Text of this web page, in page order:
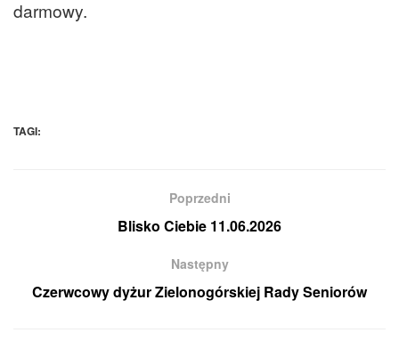
darmowy.
TAGI:
Poprzedni
Blisko Ciebie 11.06.2026
Następny
Czerwcowy dyżur Zielonogórskiej Rady Seniorów